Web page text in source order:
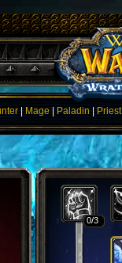
| Mage Paladin|Priest
0/3